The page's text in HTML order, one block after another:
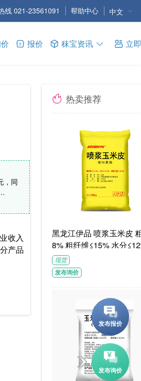
线 021-23561091 帮助中心 中文
报价 秣宝资讯 立
，同
收入
产品
热卖推荐
黑龙江伊品 喷浆玉米皮 粗蛋白≥1
8% 粗纤维≤15% 水分
G/袋饲料级褐色或浅褐
体
现货
发布询价